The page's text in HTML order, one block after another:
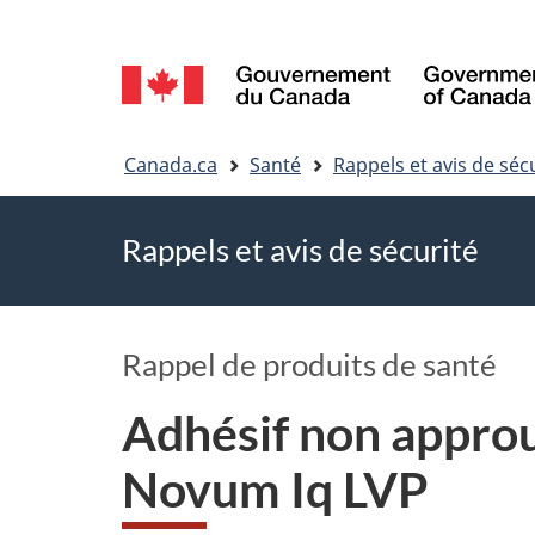
Sélection
de
la
Canada.ca Santé Rappels et avis de
Rappels et avis de sécurité
Rappel de produits de santé
Adhésif non
Novum Iq LVP